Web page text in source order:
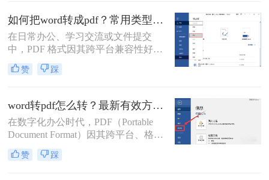
如何把word转成pdf？常用类型方法解析！
在日常办公、学习交流或文件提交
中，PDF 格式因其跨平台兼容性好、
格式不易被随意修改、体积相对可
控、安全性较高等特点，成为文件分
Word (.docx 或 .doc) 则是我们最常使
用的文档编辑工具。因此，将 Word
文档高效、准确地转换为 PDF 就成了
必备技能。
赞 踩
word转pdf怎么转？最新有效方法全解析！
在数字化办公时代，PDF（Portable
Document Format）因其跨平台、格式
固定、不易被编辑的特性，已成为文
档分发、归档和打印的首选格式。而
赞 踩